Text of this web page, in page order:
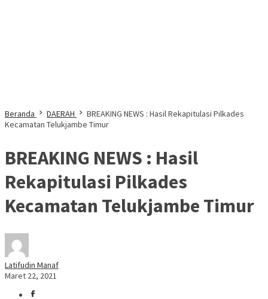
Beranda DAERAH
BREAKING NEWS : Hasil Rekapitulasi Pilkades
Kecamatan Telukjambe Timur
BREAKING NEWS : Hasil
Rekapitulasi Pilkades
Kecamatan Telukjambe Timur
Latifudin Manaf
Maret 22, 2021